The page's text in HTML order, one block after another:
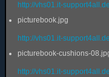
http://vhs01.it-
picturebook.jpg
http://vhs01.it-
picturebook-cushions-
http://vhs01.it-